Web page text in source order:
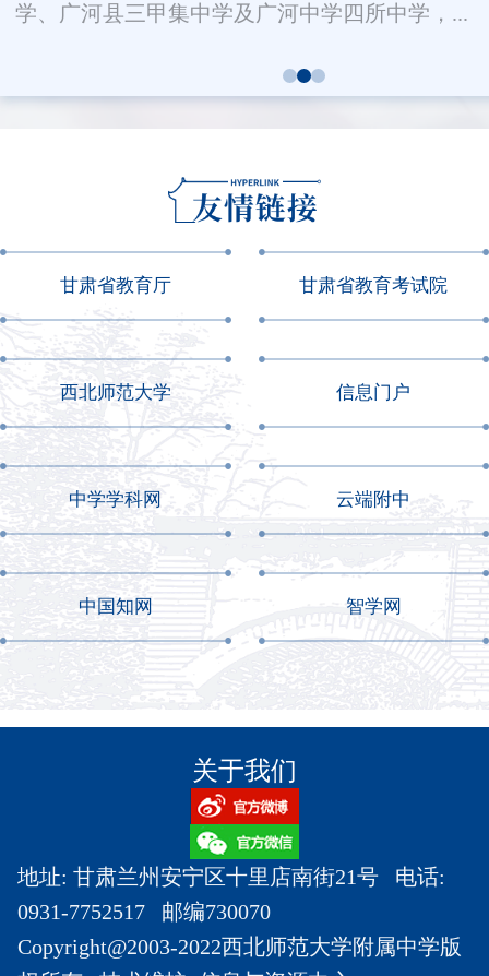
学、广河县三甲集中学及广河中学四所中学，...
甘肃省教育厅 甘肃省教育考试院
西北师范大学 信息门户
中学学科网 云端附中
中国知网 智学网
关于我们
地址: 甘肃兰州安宁区十里店南街21号 电话:
0931-7752517 邮编730070
Copyright@2003-2022西北师范大学附属中学版